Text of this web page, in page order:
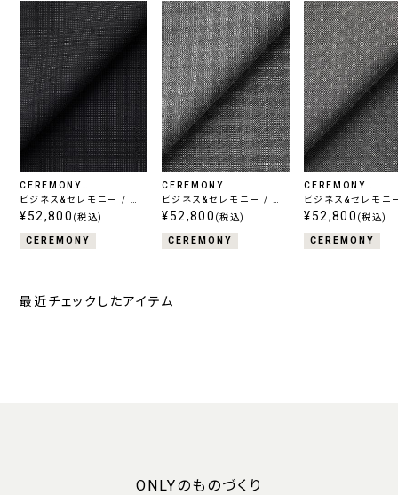
CEREMONY
COLLECTION
ビジネス&セレモニー / ウ
ールシルク
¥52,800 (税込)
CEREMONY
CEREMONY
COLLECTION
ビジネス&セレモニー / ウ
ールシルク
¥52,800 (税込)
CEREMONY
CEREMONY
COLLECTION
ビジネス&セレモニ
ールシルク
¥52,800 (税込)
CEREMONY
最近チェックしたアイテム
ONLYのものづくり